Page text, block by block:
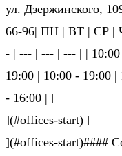
ул. Дзержинского,
66-96| ПН | ВТ | СР |
- | --- | --- | --- | |
19:00 | 10:00 - 19:00
- 16:00 | [
](#offices-start) [
](#offices-start)####